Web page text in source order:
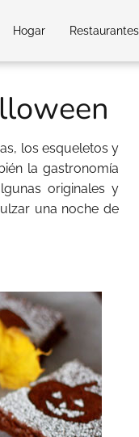
Hogar Restaurantes
los esqueletos y
la gastronomía
originales y
una noche de